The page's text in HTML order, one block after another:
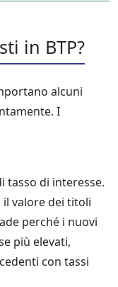
in BTP?
alcuni
I
tasso di interesse.
il valore dei titoli
perché i nuovi
più elevati,
con tassi